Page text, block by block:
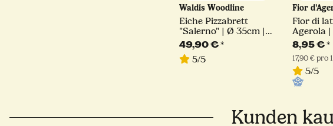
Waldis Woodline
Eiche Pizzabrett
"Salerno" | Ø 35cm |
Waldis
49,90 €*
5/5
Fior
Fior di
Agerola
Stück
8,95 €*
17,90 € pro
5/5
Kunden